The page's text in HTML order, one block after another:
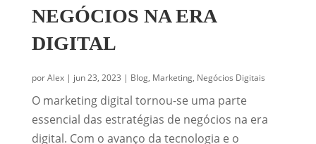
NEGÓCIOS NA ERA
DIGITAL
porAlex| jun 23, 2023 | Blog, Marketing, Negócios Digitais
O marketing digital tornou-se uma parte
essencial das estratégias de negócios na era
digital. Com o avanço da tecnologia e o